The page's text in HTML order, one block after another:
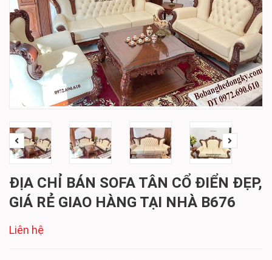
ĐỊA CHỈ BÁN SOFA TÂN CỔ ĐIỂN ĐẸP,
GIÁ RẺ GIAO HÀNG TẠI NHÀ B676
Liên hệ